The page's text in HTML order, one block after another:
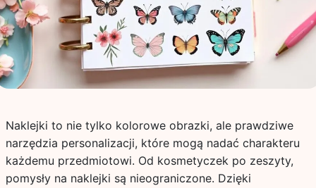
Naklejki to nie tylko kolorowe obrazki, ale prawdziwe
narzędzia personalizacji, które mogą nadać charakteru
każdemu przedmiotowi. Od kosmetyczek po zeszyty,
pomysły na naklejki są nieograniczone. Dzięki